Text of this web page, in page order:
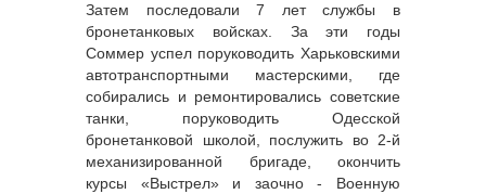
Затем последовали 7 лет службы в
бронетанковых войсках. За эти годы
Соммер успел поруководить Харьковскими
автотранспортными мастерскими, где
собирались и ремонтировались советские
танки, поруководить Одесской
бронетанковой школой, послужить во 2-й
механизированной бригаде, окончить
курсы «Выстрел» и заочно - Военную